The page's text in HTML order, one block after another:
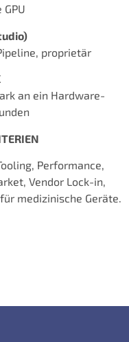
proprietär
an ein Hardware-
Performance,
Vendor Lock-in,
medizinische Geräte.